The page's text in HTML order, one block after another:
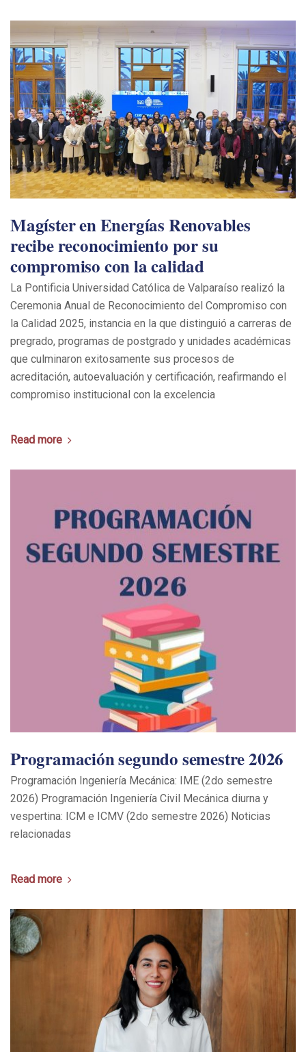
Magíster en Energías Renovables
recibe reconocimiento por su
compromiso con la calidad
La Pontificia Universidad Católica de Valparaíso realizó la
Ceremonia Anual de Reconocimiento del Compromiso con
la Calidad 2025, instancia en la que distinguió a carreras de
pregrado, programas de postgrado y unidades académicas
que culminaron exitosamente sus procesos de
acreditación, autoevaluación y certificación, reafirmando el
compromiso institucional con la excelencia
Read more
Programación segundo semestre 2026
Programación Ingeniería Mecánica: IME (2do semestre
2026) Programación Ingeniería Civil Mecánica diurna y
vespertina: ICM e ICMV (2do semestre 2026) Noticias
relacionadas
Read more